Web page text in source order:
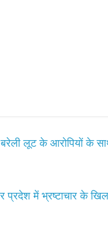
लूट के आरोपियों के
में भ्रष्टाचार के
August 4,